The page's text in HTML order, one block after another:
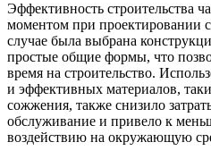
Эффективность строительства
моментом при проектировании
случае была выбрана
простые общие формы, что
время на строительство.
и эффективных материалов,
сожжения, также снизило
обслуживание и привело к
воздействию на окружающую